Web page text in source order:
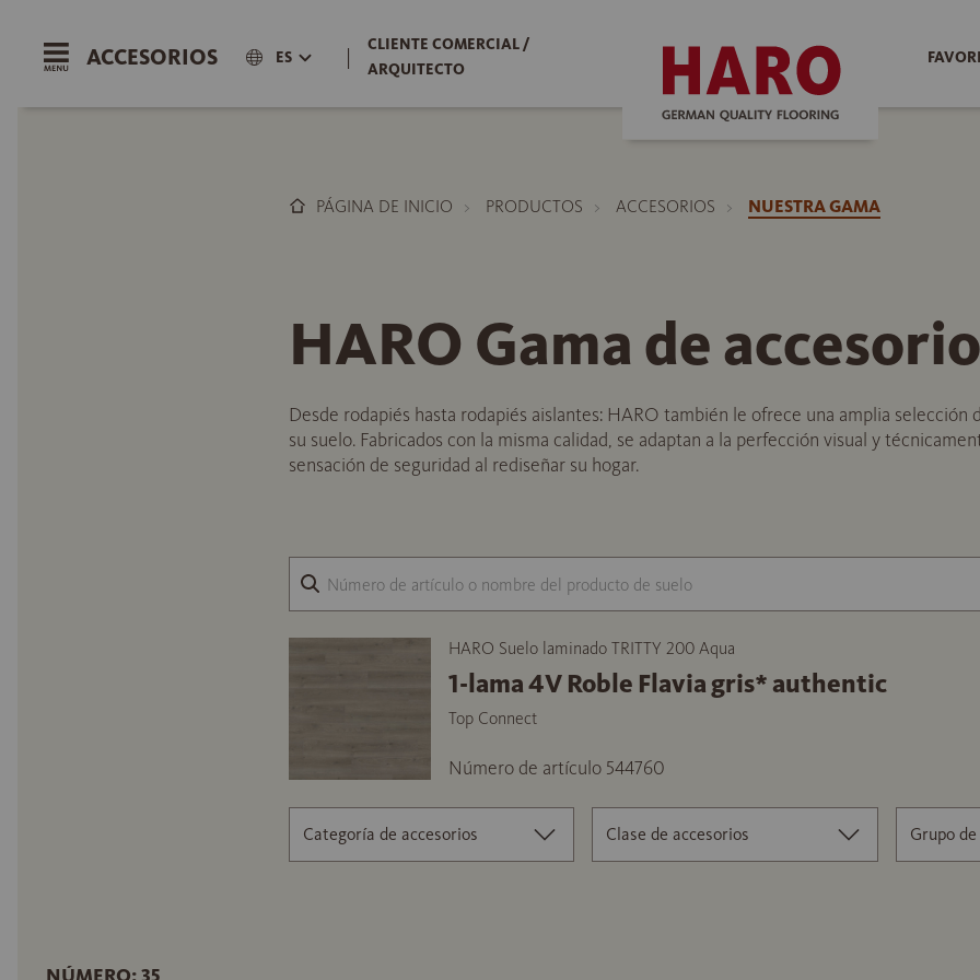
ACCESORIOS ES |
CLIENTE COMERCIAL /
ARQUITECTO
PÁGINA DE INICIO PRODUCTOS ACCESORIOS NUESTRA GAMA
HARO Gama de
Desde rodapiés hasta rodapiés aislantes: HARO también le ofrece una amplia selección
su suelo. Fabricados con la misma calidad, se adaptan a la perfección visual y
sensación de seguridad al rediseñar su hogar.
HARO Suelo laminado TRITTY 200 Aqua
1-lama 4V Roble Flavia gris* authentic
Top Connect
Número de artículo 544760
Categoría de accesorios Clase de accesorios Grupo